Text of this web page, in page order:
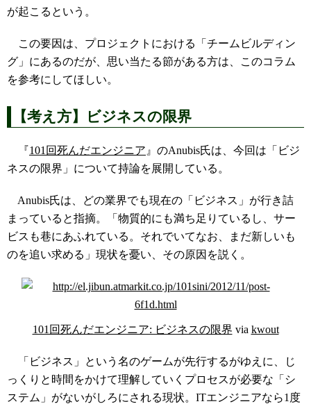
が起こるという。
この要因は、プロジェクトにおける「チームビルディン
グ」にあるのだが、思い当たる節がある方は、このコラム
を参考にしてほしい。
【考え方】ビジネスの限界
『101回死んだエンジニア 』のAnubis氏は、今回は「ビジ
ネスの限界」について持論を展開している。
Anubis氏は、どの業界でも現在の「ビジネス」が行き詰
まっていると指摘。「物質的にも満ち足りているし、サー
ビスも巷にあふれている。それでいてなお、まだ新しいも
のを追い求める」現状を憂い、その原因を説く。
101回死んだエンジニア: ビジネスの限界 via kwout
「ビジネス」という名のゲームが先行するがゆえに、じ
っくりと時間をかけて理解していくプロセスが必要な「シ
ステム」がないがしろにされる現状。ITエンジニアなら1度